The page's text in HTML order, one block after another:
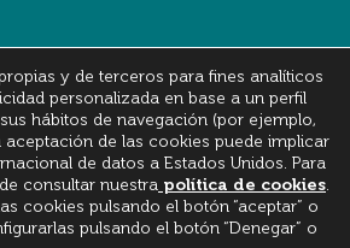
y de terceros para fines analíticos
personalizada en base a un perfil
hábitos de navegación (por ejemplo,
aceptación de las cookies puede implicar
de datos a Estados Unidos. Para
consultar nuestra política de cookies.
cookies pulsando el botón “aceptar” o
pulsando el botón “Denegar” o